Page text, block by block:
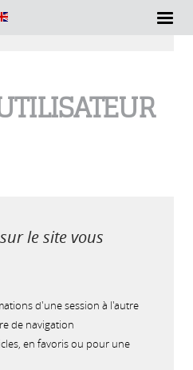
le site vous
d'une session à l'autre
de navigation
en favoris ou pour une